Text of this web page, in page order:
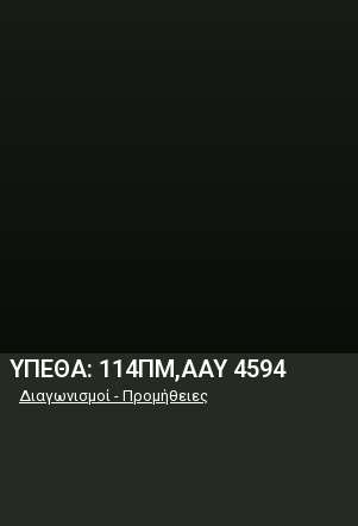
ΥΠΕΘΑ: 114ΠΜ,ΑΑΥ 4594
Διαγωνισμοί - Προμήθειες